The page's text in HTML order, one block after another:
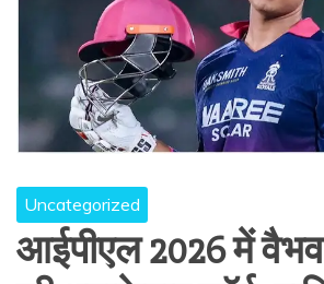
Uncategorized
आईपीएल 2026 में वैभव